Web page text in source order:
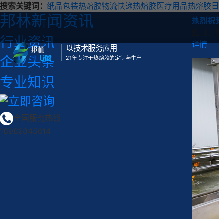
以技术服务应用
21年专注于热熔胶的定制与生产
搜索关键词： 纸品包装热熔胶物流快递热熔胶医疗用品热熔胶
邦林新闻资讯
行业资讯
企业头条
专业知识
全国服务热线
18989845014
热烈祝
详情